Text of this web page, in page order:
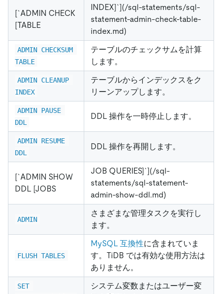
[`ADMIN CHECK
[TABLE
INDEX]`](/sql-statements/sql-
statement-admin-check-table-
index.md)
ADMIN CHECKSUM
TABLE
テーブルのチェックサムを計算
します。
ADMIN CLEANUP
INDEX
テーブルからインデックスをク
リーンアップします。
ADMIN PAUSE
DDL
DDL 操作を一時停止します。
ADMIN RESUME
DDL
DDL 操作を再開します。
[`ADMIN SHOW
DDL [JOBS
JOB QUERIES]`](/sql-
statements/sql-statement-
admin-show-ddl.md)
ADMIN
さまざまな管理タスクを実行し
ます。
FLUSH TABLES
MySQL 互換性に含まれていま
す。TiDB では有効な使用方法は
ありません。
SET
システム変数またはユーザー変